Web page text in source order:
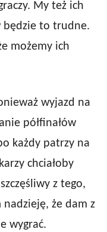
My też ich
będzie to trudne.
możemy ich
wyjazd na
półfinałów
każdy patrzy na
chciałoby
z tego,
że dam z
wygrać.